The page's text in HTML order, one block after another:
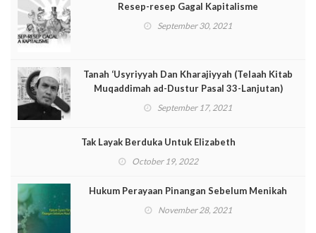
Resep-resep Gagal Kapitalisme
September 30, 2021
Tanah ‘Usyriyyah Dan Kharajiyyah (Telaah Kitab
Muqaddimah ad-Dustur Pasal 33-Lanjutan)
September 17, 2021
Tak Layak Berduka Untuk Elizabeth
October 19, 2022
Hukum Perayaan Pinangan Sebelum Menikah
November 28, 2021